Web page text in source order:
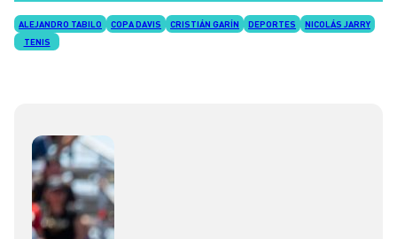
ALEJANDRO TABILO COPA DAVIS CRISTIÁN GARÍN DEPORTES
NICOLÁS JARRY
TENIS